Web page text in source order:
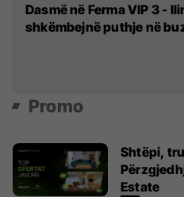
Dasmë në Ferma VIP 3 -
shkëmbejnë puthje në
Promo
Shtëpi,
Estate